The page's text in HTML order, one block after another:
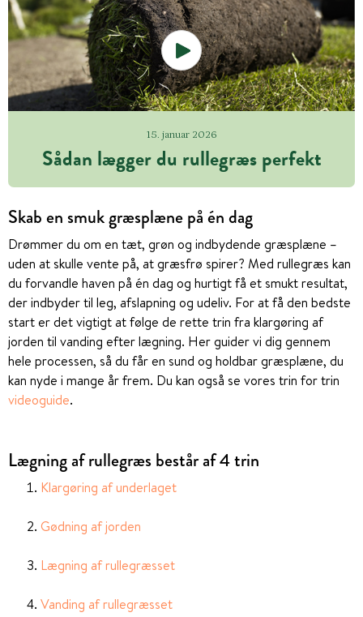
15. januar 2026
Sådan lægger du rullegræs perfekt
Skab en smuk græsplæne på én dag
Drømmer du om en tæt, grøn og indbydende græsplæne –
uden at skulle vente på, at græsfrø spirer? Med rullegræs kan
du forvandle haven på én dag og hurtigt få et smukt resultat,
der indbyder til leg, afslapning og udeliv. For at få den bedste
start er det vigtigt at følge de rette trin fra klargøring af
jorden til vanding efter lægning. Her guider vi dig gennem
hele processen, så du får en sund og holdbar græsplæne, du
kan nyde i mange år frem. Du kan også se vores trin for trin
videoguide.
Lægning af rullegræs består af 4 trin
Klargøring af underlaget
Gødning af jorden
Lægning af rullegræsset
Vanding af rullegræsset